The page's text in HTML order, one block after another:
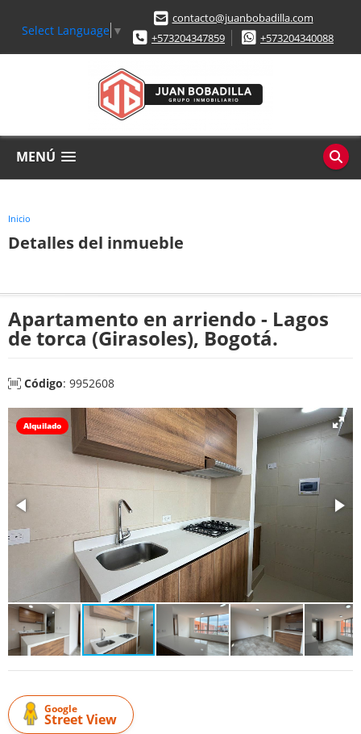
Select Language ▼
contacto@juanbobadilla.com
+573204347859
+573204340088
MENÚ
Inicio
Detalles del inmueble
Apartamento en arriendo - Lagos
de torca (Girasoles), Bogotá.
Código: 9952608
Alquilado
Google
Street View